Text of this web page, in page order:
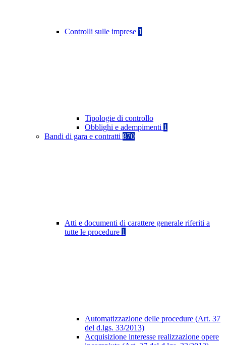
Controlli sulle imprese 1
Tipologie di controllo
Obblighi e adempimenti 1
Bandi di gara e contratti 870
Atti e documenti di carattere generale riferiti a
tutte le procedure 1
Automatizzazione delle procedure (Art. 37
del d.lgs. 33/2013)
Acquisizione interesse realizzazione opere